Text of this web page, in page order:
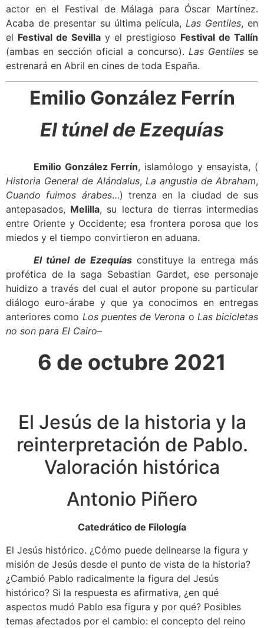
actor en el Festival de Málaga para Óscar Martínez.
Acaba de presentar su última película, Las Gentiles, en
el Festival de Sevilla y el prestigioso Festival de Tallín
(ambas en sección oficial a concurso). Las Gentilesse
estrenará en Abril en cines de toda España.
Emilio González Ferrín
El túnel de Ezequías
Emilio González Ferrín, islamólogo y ensayista, (
Historia General de Alándalus, La angustia de Abraham,
Cuando fuimos árabes…) trenza en la ciudad de sus
antepasados, Melilla, su lectura de tierras intermedias
entre Oriente y Occidente; esa frontera porosa que los
miedos y el tiempo convirtieron en aduana.
El túnel de Ezequíasconstituye la entrega más
profética de la saga Sebastian Gardet, ese personaje
huidizo a través del cual el autor propone su particular
diálogo euro-árabe y que ya conocimos en entregas
anteriores como Los puentes de Verona o Las bicicletas
no son para El Cairo–
6 de octubre 2021
El Jesús de la historia y la
reinterpretación de Pablo.
Valoración histórica
Antonio Piñero
Catedrático de Filología
El Jesús histórico. ¿Cómo puede delinearse la figura y
misión de Jesús desde el punto de vista de la historia?
¿Cambió Pablo radicalmente la figura del Jesús
histórico? Si la respuesta es afirmativa, ¿en qué
aspectos mudó Pablo esa figura y por qué? Posibles
temas afectados por el cambio: el concepto del reino